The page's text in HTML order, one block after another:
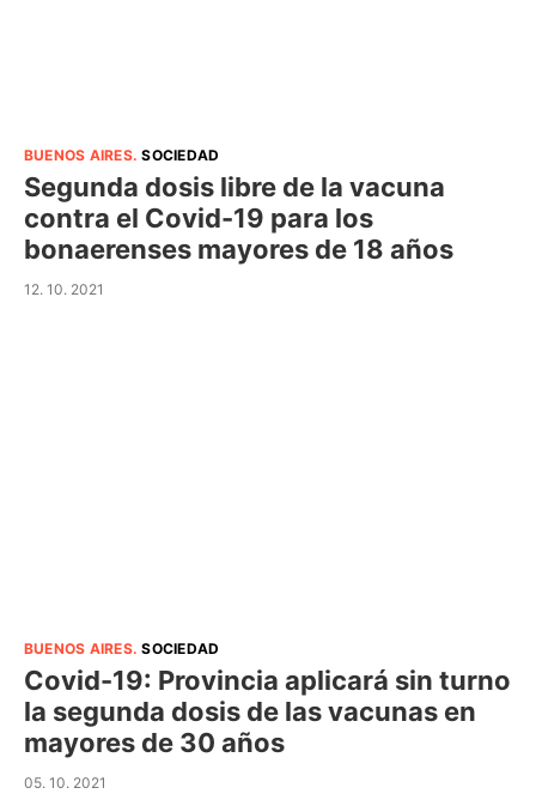
BUENOS AIRES.SOCIEDAD
Segunda dosis libre de la vacuna
contra el Covid-19 para los
bonaerenses mayores de 18 años
12. 10. 2021
BUENOS AIRES.SOCIEDAD
Covid-19: Provincia aplicará sin turno
la segunda dosis de las vacunas en
mayores de 30 años
05. 10. 2021